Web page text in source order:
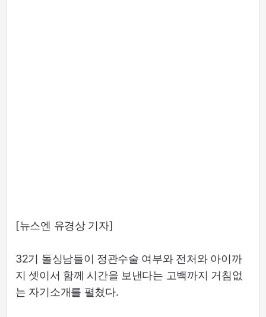
[뉴스엔 유경상 기자]
32기 돌싱남들이 정관수술 여부와 전처와 아이까
지 셋이서 함께 시간을 보낸다는 고백까지 거침없
는 자기소개를 펼쳤다.